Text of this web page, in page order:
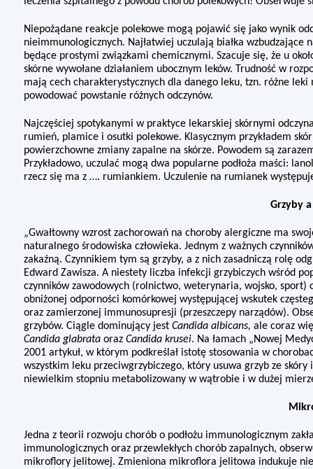
Niepożądane reakcje polekowe mogą pojawić się jako wynik
nieimmuno­logicznych. Najłatwiej uczulają białka
będące prostymi związkami chemicznymi. Szacuje się, że u
skórne wywołane działaniem ubocznym le­ków. Trudność w
mają cech cha­rakterystycznych dla danego leku, tzn. różne
powodować powstanie różnych odczynów.
Najczęściej spotykanymi w praktyce lekarskiej skórnymi
rumień, plamice i osutki polekowe. Klasycznym przykładem
powierzchowne zmiany zapalne na skórze. Powodem są
Przykła­dowo, uczulać mogą dwa popularne podłoża maści:
rzecz się ma z …. rumiankiem. Uczulenie na rumianek
Grzyby
„Gwałtowny wzrost zachorowań na choroby alergiczne ma
naturalnego środowiska człowieka. Jednym z ważnych
zakaźną. Czynnikiem tym są grzyby, a z nich zasadniczą rolę
Edward Zawisza. A niestety liczba infekcji grzybiczych wśród
czynników zawodowych (rolnictwo, weterynaria, wojsko,
obniżonej odpor­ności komórkowej występującej wskutek
oraz zamierzonej immunosupresji (przeszczepy narządów).
grzybów. Ciągle domi­nujący jest Candida albicans, ale coraz
Candida glabrata oraz Candida krusei. Na łamach „Nowej
2001 artykuł, w którym podkreślał istotę stosowania w
wszystkim leku przeciwgrzy­biczego, który usuwa grzyb ze
niewielkim stopniu metabolizowany w wątrobie i w dużej
Jedna z teorii rozwoju chorób o podłożu immunologicznym
immunologicznych oraz przewlekłych chorób zapalnych,
mikroflory jelitowej. Zmieniona mikroflora jelitowa indukuje